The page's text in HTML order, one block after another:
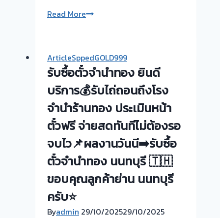
Read Moreรับ
ทอง
FG965
💰
ไถ่ถอน
เร็ว
ถึงที่
จ่าย
สด
ทันใจ
✅
ฟรี
ArticleSppedGOLD999
รับซื้อตั๋วจำนำทอง ยินดี
บริการ💰รับไถ่ถอนถึงโรง
จำนำร้านทอง ประเมินหน้า
ตั๋วฟรี จ่ายสดทันทีไม่ต้องรอ
จบไว📌ผลงานวันนี➡️รับซื้อ
ตั๋วจำนำทอง นนทบุรี 🇹🇭
ขอบคุณลูกค้าย่าน นนทบุรี
ครับ⭐
Byadmin 29/10/202529/10/2025